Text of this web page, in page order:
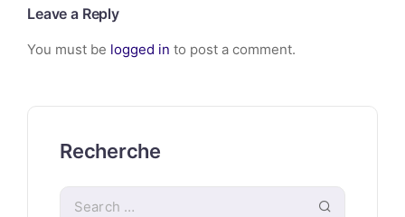
Leave a Reply
You must be logged in to post a comment.
Recherche